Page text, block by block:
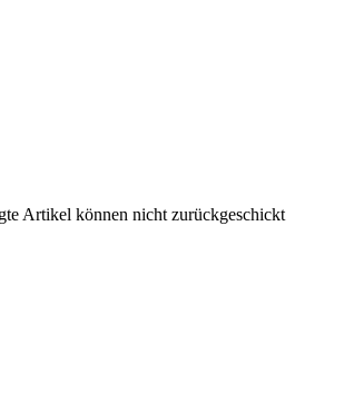
Artikel können nicht zurückgeschickt